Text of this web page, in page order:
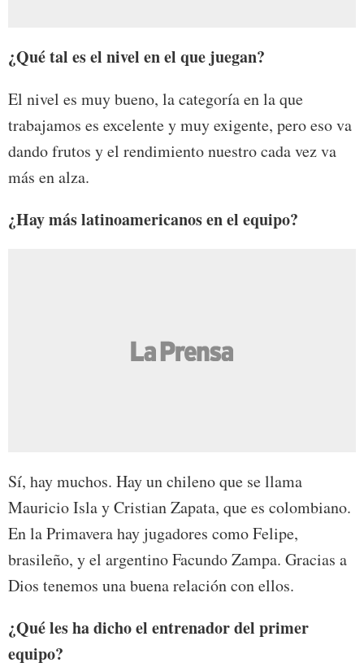
¿Qué tal es el nivel en el que juegan?
El nivel es muy bueno, la categoría en la que
trabajamos es excelente y muy exigente, pero eso va
dando frutos y el rendimiento nuestro cada vez va
más en alza.
¿Hay más latinoamericanos en el equipo?
Sí, hay muchos. Hay un chileno que se llama
Mauricio Isla y Cristian Zapata, que es colombiano.
En la Primavera hay jugadores como Felipe,
brasileño, y el argentino Facundo Zampa. Gracias a
Dios tenemos una buena relación con ellos.
¿Qué les ha dicho el entrenador del primer
equipo?